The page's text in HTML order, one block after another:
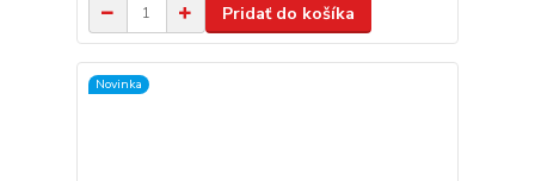
Pridať do košíka
Novinka